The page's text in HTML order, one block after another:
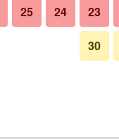
23
24
25
30